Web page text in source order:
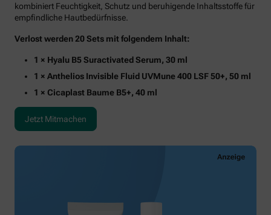
kombiniert Feuchtigkeit, Schutz und beruhigende Inhaltsstoffe für
empfindliche Hautbedürfnisse.
Verlost werden 20 Sets mit folgendem Inhalt:
1 × Hyalu B5 Suractivated Serum, 30 ml
1 × Anthelios Invisible Fluid UVMune 400 LSF 50+, 50 ml
1 × Cicaplast Baume B5+, 40 ml
Jetzt Mitmachen